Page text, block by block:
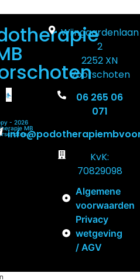
- 2026
MB
Wijngaardenlaan
2
2252 XN
Voorschoten
06 265 06
071
KvK:
70829098
Algemene
voorwaarden
Privacy
wetgeving
/ AGV